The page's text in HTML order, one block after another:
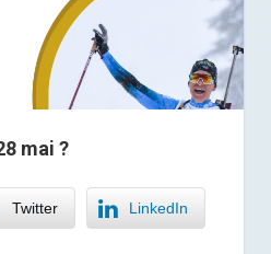
mai ?
Twitter LinkedIn